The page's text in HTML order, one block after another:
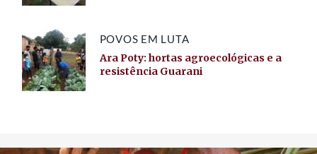
POVOS EM LUTA
Ara Poty: hortas agroecológicas e a
resistência Guarani